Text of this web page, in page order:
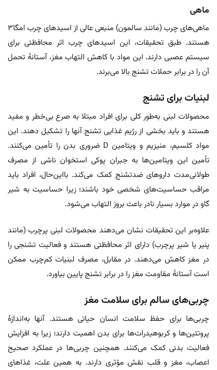
ماهی
ماهی‌های چرب (مانند سالمون) منبعی عالی از اسیدهای چرب امگا۳
هستند. طبق تحقیقات، این اسیدهای چرب اثر محافظتی برای
سیستم عصبی دارند. این مواد با کاهش التهاب مغز، آستانۀ تحمل
آن را در برابر حملات تشنج بالا می‌برند.
لبنیات برای تشنج
محصولات لبنی به‌طور کلی برای افراد مبتلا به صرع بی‌خطر و مفید
هستند و باید بخشی از رژیم غذایی تشنج آنها را تشکیل دهند. این
مواد کلسیم، منیزیم و ویتامین D ضروری بدن را تأمین می‌کنند.
تأمین این ویتامین‌ها به جبران پوکی استخوان ناشی از مصرف
طولانی‌مدت داروهای ضدتشنج کمک می‌کند. بااین‌حال، افراد باید
مراقب حساسیت‌های شخصی خود باشند؛ زیرا حساسیت به شیر
گاو در موارد بسیار نادر باعث بروز التهاب می‌شود.
علاوه‌بر این تحقیقات نشان می‌دهند محصولات لبنی پرچرب (مانند
پنیر یا شیر پرچرب) دارای اثر محافظتی هستند و فعالیت تشنجی را
در مغز کاهش می‌دهند. در مقابل، مصرف لبنیات کم‌چرب ممکن
است آستانۀ مقاومت مغز را در برابر تشنج پایین بیاورد.
چربی‌های سالم برای سلامت مغز
چربی‌ها برای حفظ سلامت انسان حیاتی هستند. آنها به‌اندازۀ
پروتئین‌ها و کربوهیدرات‌ها برای بدن اهمیت دارند؛ زیرا به افزایش
فعالیت بدنی کمک می‌کنند. همچنین چربی‌ها در عملکرد صحیح
اعصاب، مغز و قلب نقش مؤثری دارند. به همین علت، غذاهای